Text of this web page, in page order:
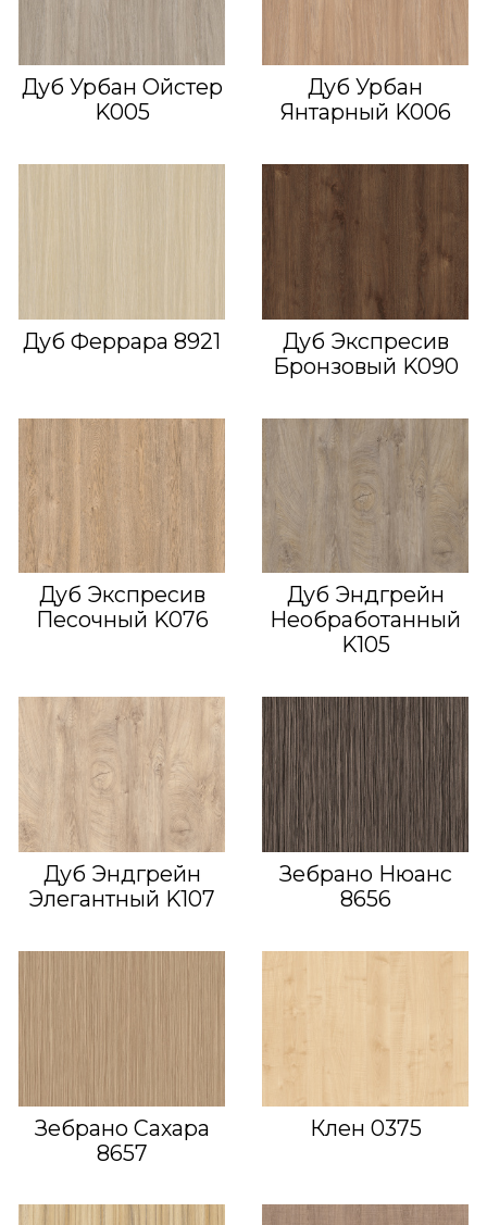
Дуб Урбан Ойстер
K005
Дуб Урбан
Янтарный K006
Дуб Феррара 8921
Дуб Экспресив
Бронзовый K090
Дуб Экспресив
Песочный K076
Дуб Эндгрейн
Необработанный
K105
Дуб Эндгрейн
Элегантный K107
Зебрано Нюанс
8656
Зебрано Сахара
8657
Клен 0375